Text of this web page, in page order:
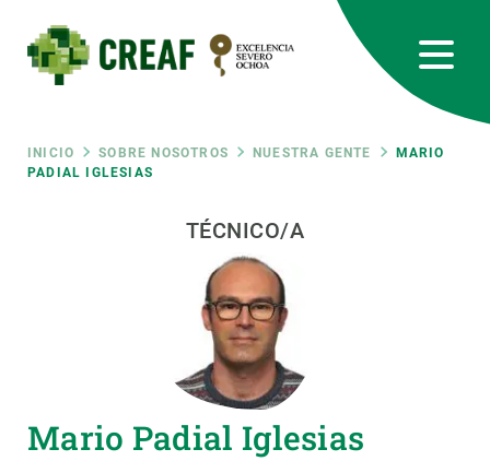
contenido
principal
Ruta
navegación
INICIO SOBRE NOSOTROS NUESTRA GENTE
MARIO
PADIAL IGLESIAS
TÉCNICO/A
Mario Padial Iglesias
RRSS
Featured
responsive
Responsive
CIENCIA EN ACCIÓN